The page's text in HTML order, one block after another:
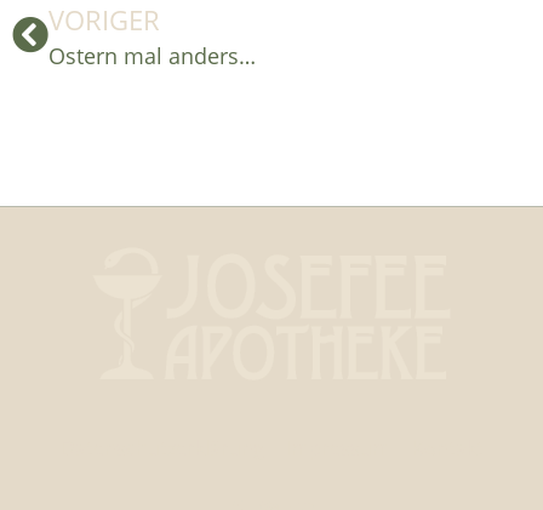
VORIGER
Ostern mal anders…